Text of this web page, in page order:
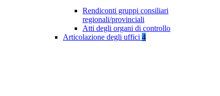
Rendiconti gruppi consiliari
regionali/provinciali
Atti degli organi di controllo
Articolazione degli uffici 4